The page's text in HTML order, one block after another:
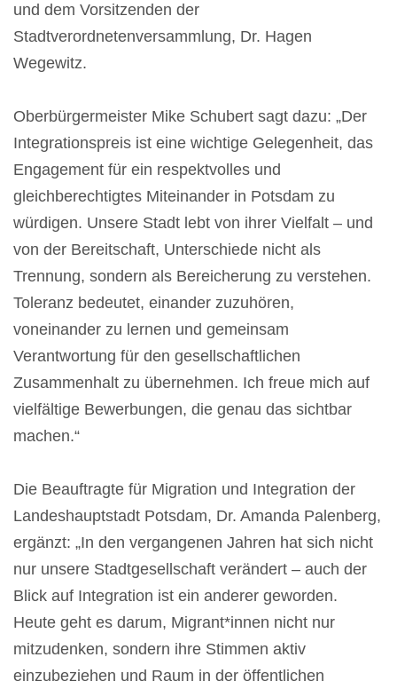
und dem Vorsitzenden der
Stadtverordnetenversammlung, Dr. Hagen
Wegewitz.
Oberbürgermeister Mike Schubert sagt dazu: „Der
Integrationspreis ist eine wichtige Gelegenheit, das
Engagement für ein respektvolles und
gleichberechtigtes Miteinander in Potsdam zu
würdigen. Unsere Stadt lebt von ihrer Vielfalt – und
von der Bereitschaft, Unterschiede nicht als
Trennung, sondern als Bereicherung zu verstehen.
Toleranz bedeutet, einander zuzuhören,
voneinander zu lernen und gemeinsam
Verantwortung für den gesellschaftlichen
Zusammenhalt zu übernehmen. Ich freue mich auf
vielfältige Bewerbungen, die genau das sichtbar
machen.“
Die Beauftragte für Migration und Integration der
Landeshauptstadt Potsdam, Dr. Amanda Palenberg,
ergänzt: „In den vergangenen Jahren hat sich nicht
nur unsere Stadtgesellschaft verändert – auch der
Blick auf Integration ist ein anderer geworden.
Heute geht es darum, Migrant*innen nicht nur
mitzudenken, sondern ihre Stimmen aktiv
einzubeziehen und Raum in der öffentlichen